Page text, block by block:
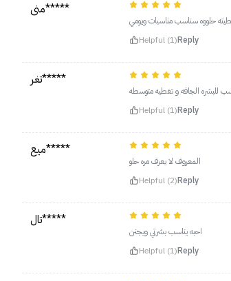
منى*****
حلووه سناسب مناسبات ويومي
Helpful (1)Reply
تغر*****
للبشره الجافه و تغطيه متوسطه
Helpful (1)Reply
ميع*****
المعروف لا يعرف مره حلو
Helpful (2)Reply
تال*****
احبه يناسب بشرتي ويجنن
Helpful (1)Reply